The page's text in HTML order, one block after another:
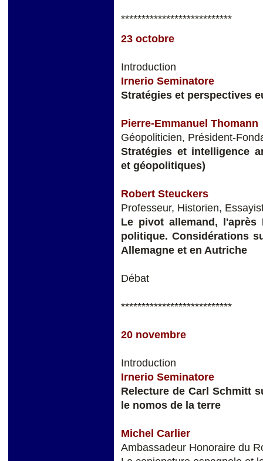
***************************
23 octobre
Introduction
Irnerio Seminatore
Stratégies et perspectives
Pierre-Emmanuel Thomann
Géopoliticien, Président-
Stratégies et intelligence
et géopolitiques)
Robert Steuckers
Professeur, Historien,
Le pivot allemand,
politique. Considérations
Allemagne et en Autriche
Débat
***************************
20 novembre
Introduction
Irnerio Seminatore
Relecture de Carl Schmitt
le nomos de la terre
Michel Carlier
Ambassadeur Honoraire du